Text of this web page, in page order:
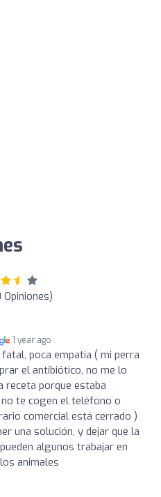
Opiniones)
1 year ago
poca empatía ( mi perra
el antibiótico, no me lo
receta porque estaba
no te cogen el teléfono o
comercial está cerrado )
una solución, y dejar que la
algunos trabajar en
animales